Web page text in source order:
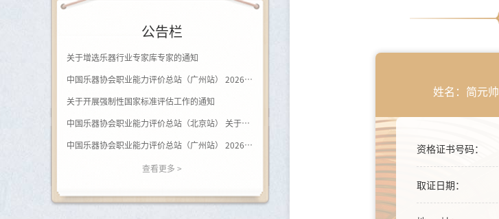
公告栏
关于增选乐器行业专家库专家的通知
中国乐器协会职业能力评价总站（广州站） 2026年第一批《钢琴及键盘乐器制作工》登记评价通知
关于开展强制性国家标准评估工作的通知
中国乐器协会职业能力评价总站（北京站） 关于开展（黑河学院）钢琴调律师职业等级评价的通知
中国乐器协会职业能力评价总站（广州站） 2026年广西站钢琴调律师等级评价通知
查看更多 >
姓名：简元帅
资格证书号码：
取证日期：